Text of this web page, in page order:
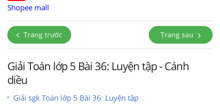
Shopee mall
Trang trước Trang sau
Giải Toán lớp 5 Bài 36: Luyện tập - Cánh
diều
Giải sgk Toán lớp 5 Bài 36: Luyện tập